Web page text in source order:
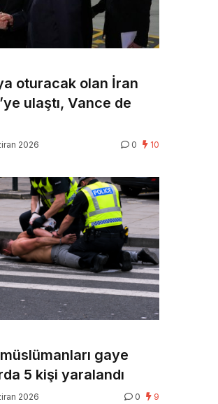
oturacak olan İran
ulaştı, Vance de
2026 0 10
gaye
5 kişi yaralandı
2026 0 9